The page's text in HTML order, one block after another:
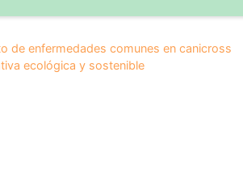
de enfermedades comunes en canicross
ecológica y sostenible